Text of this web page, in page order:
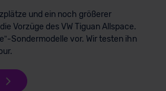
und ein noch größerer
Vorzüge des VW Tiguan Allspace.
Sondermodelle vor. Wir testen ihn